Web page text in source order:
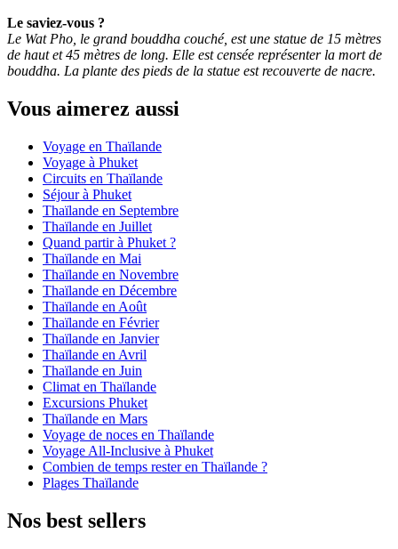
Le saviez-vous ?
Le Wat Pho, le grand bouddha couché, est une statue de 15 mètres
de haut et 45 mètres de long. Elle est censée représenter la mort de
bouddha. La plante des pieds de la statue est recouverte de nacre.
Vous aimerez aussi
Voyage en Thaïlande
Voyage à Phuket
Circuits en Thaïlande
Séjour à Phuket
Thaïlande en Septembre
Thaïlande en Juillet
Quand partir à Phuket ?
Thaïlande en Mai
Thaïlande en Novembre
Thaïlande en Décembre
Thaïlande en Août
Thaïlande en Février
Thaïlande en Janvier
Thaïlande en Avril
Thaïlande en Juin
Climat en Thaïlande
Excursions Phuket
Thaïlande en Mars
Voyage de noces en Thaïlande
Voyage All-Inclusive à Phuket
Combien de temps rester en Thaïlande ?
Plages Thaïlande
Nos best sellers